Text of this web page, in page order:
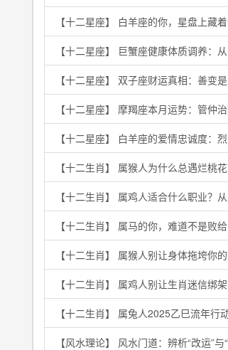
【十二星座】 白羊座的你，星盘上藏
【十二星座】 巨蟹座健康体质调养：
【十二星座】 双子座财运真相：善变
【十二星座】 摩羯座本月运势：管仲
【十二星座】 白羊座的爱情忠诚度：
【十二生肖】 属猴人为什么总遇烂桃
【十二生肖】 属鸡人适合什么职业？
【十二生肖】 属马的你，难道不是败
【十二生肖】 属猴人别让身体拖垮你
【十二生肖】 属鸡人别让生肖迷信绑
【十二生肖】 属兔人2025乙巳流年行
【风水理论】 风水门道：辨析“改运”